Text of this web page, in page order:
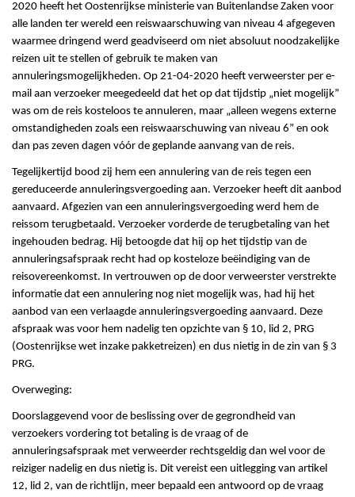
2020 heeft het Oostenrijkse ministerie van Buitenlandse Zaken voor
alle landen ter wereld een reiswaarschuwing van niveau 4 afgegeven
waarmee dringend werd geadviseerd om niet absoluut noodzakelijke
reizen uit te stellen of gebruik te maken van
annuleringsmogelijkheden. Op 21-04-2020 heeft verweerster per e-
mail aan verzoeker meegedeeld dat het op dat tijdstip „niet mogelijk”
was om de reis kosteloos te annuleren, maar „alleen wegens externe
omstandigheden zoals een reiswaarschuwing van niveau 6” en ook
dan pas zeven dagen vóór de geplande aanvang van de reis.
Tegelijkertijd bood zij hem een annulering van de reis tegen een
gereduceerde annuleringsvergoeding aan. Verzoeker heeft dit aanbod
aanvaard. Afgezien van een annuleringsvergoeding werd hem de
reissom terugbetaald. Verzoeker vorderde de terugbetaling van het
ingehouden bedrag. Hij betoogde dat hij op het tijdstip van de
annuleringsafspraak recht had op kosteloze beëindiging van de
reisovereenkomst. In vertrouwen op de door verweerster verstrekte
informatie dat een annulering nog niet mogelijk was, had hij het
aanbod van een verlaagde annuleringsvergoeding aanvaard. Deze
afspraak was voor hem nadelig ten opzichte van § 10, lid 2, PRG
(Oostenrijkse wet inzake pakketreizen) en dus nietig in de zin van § 3
PRG.
Overweging:
Doorslaggevend voor de beslissing over de gegrondheid van
verzoekers vordering tot betaling is de vraag of de
annuleringsafspraak met verweerder rechtsgeldig dan wel voor de
reiziger nadelig en dus nietig is. Dit vereist een uitlegging van artikel
12, lid 2, van de richtlijn, meer bepaald een antwoord op de vraag